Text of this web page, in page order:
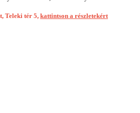
Teleki tér 5, kattintson a részletekért